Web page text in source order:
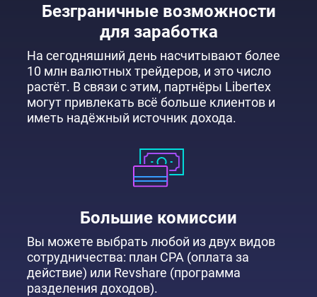
Безграничные возможности
для заработка
На сегодняшний день насчитывают более
10 млн валютных трейдеров, и это число
растёт. В связи с этим, партнёры Libertex
могут привлекать всё больше клиентов и
иметь надёжный источник дохода.
Большие комиссии
Вы можете выбрать любой из двух видов
сотрудничества: план CPA (оплата за
действие) или Revshare (программа
разделения доходов).